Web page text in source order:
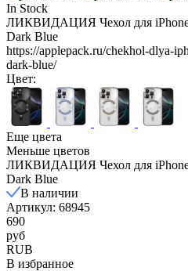
In Stock
ЛИКВИДАЦИЯ Чехол для iPhone
Dark Blue
https://applepack.ru/chekhol-dlya-
dark-blue/
Цвет:
Еще цвета
Меньше цветов
ЛИКВИДАЦИЯ Чехол для iPhone
Dark Blue
В наличии
Артикул: 68945
690
руб
RUB
В избранное